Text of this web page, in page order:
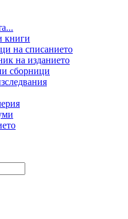
книги
на списанието
на изданието
сборници